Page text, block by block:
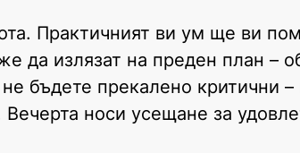
Практичният ви ум ще ви
да излязат на преден план –
бъдете прекалено критични –
носи усещане за